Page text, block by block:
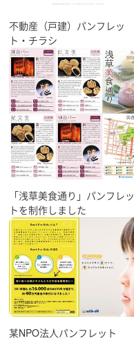
不動産（戸建）パンフレッ
ト・チラシ
「浅草美食通り」パンフレッ
トを制作しました
某NPO法人パンフレット